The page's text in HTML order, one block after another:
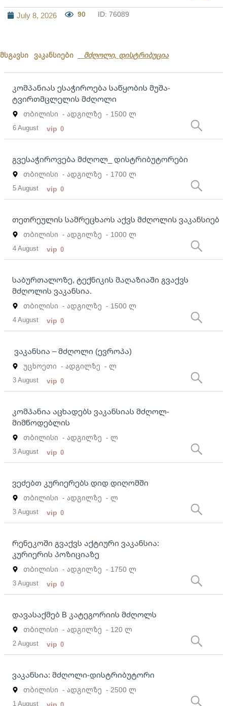
July 8, 2026 90 ID: 76089
მსგავსი ვაკანსიები მძღოლი, დისტრიბუცია
კომპანიას ესაჭიროება საწყობის მუშა-
ტვირთმცლელის მძღოლი
თბილისი - ადგილზე - 1500 ლ
6 August vip 0
გვესაჭიროვება მძღოლ_ დისტრიბუტორები
თბილისი - ადგილზე - 1700 ლ
5 August vip 0
თეთრეულის სამრეცხაოს აქვს მძღოლის ვაკანსიებ
თბილისი - ადგილზე - 1000 ლ
4 August vip 0
საბურთალოზე, ტექნიკის მაღაზიაში გვაქვს
მძღოლის ვაკანსია.
თბილისი - ადგილზე - 1500 ლ
4 August vip 0
ვაკანსია – მძღოლი (ევროპა)
უცხოეთი - ადგილზე - ლ
3 August vip 0
კომპანია აცხადებს ვაკანსიას მძღოლ-
მიმწოდებლის
თბილისი - ადგილზე - ლ
3 August vip 0
ვეძებთ კურიერებს დიდ დიღომში
თბილისი - ადგილზე - ლ
3 August vip 0
რენეკოში გვაქვს აქტიური ვაკანსია:
კურიერის პოზიციაზე
თბილისი - ადგილზე - 1750 ლ
3 August vip 0
დავასაქმებ B კატეგორიის მძღოლს
თბილისი - ადგილზე - 120 ლ
2 August vip 0
ვაკანსია: მძღოლი-დისტრიბუტორი
თბილისი - ადგილზე - 2500 ლ
1 August